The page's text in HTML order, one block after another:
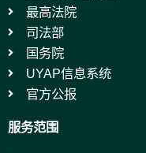
最高法院
司法部
国务院
UYAP信息系统
官方公报
服务范围